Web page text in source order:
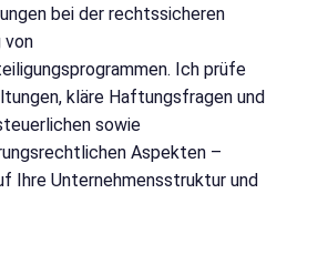
bei der rechtssicheren
von
Ich prüfe
kläre Haftungsfragen und
sowie
Aspekten –
Ihre Unternehmensstruktur und